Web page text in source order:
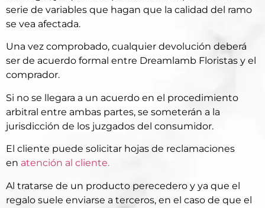
serie de variables que hagan que la calidad del ramo
se vea afectada.
Una vez comprobado, cualquier devolución deberá
ser de acuerdo formal entre Dreamlamb Floristas y el
comprador.
Si no se llegara a un acuerdo en el procedimiento
arbitral entre ambas partes, se someterán a la
jurisdicción de los juzgados del consumidor.
El cliente puede solicitar hojas de reclamaciones
en atención al cliente.
Al tratarse de un producto perecedero y ya que el
regalo suele enviarse a terceros, en el caso de que el